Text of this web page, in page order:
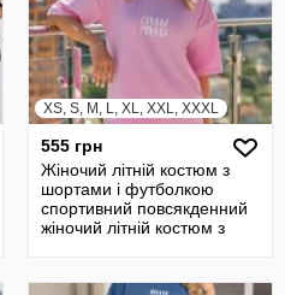
XS, S, M, L, XL, XXL, XXXL
555 грн
Жіночий літній костюм з
шортами і футболкою
спортивний повсякденний
жіночий літній костюм з